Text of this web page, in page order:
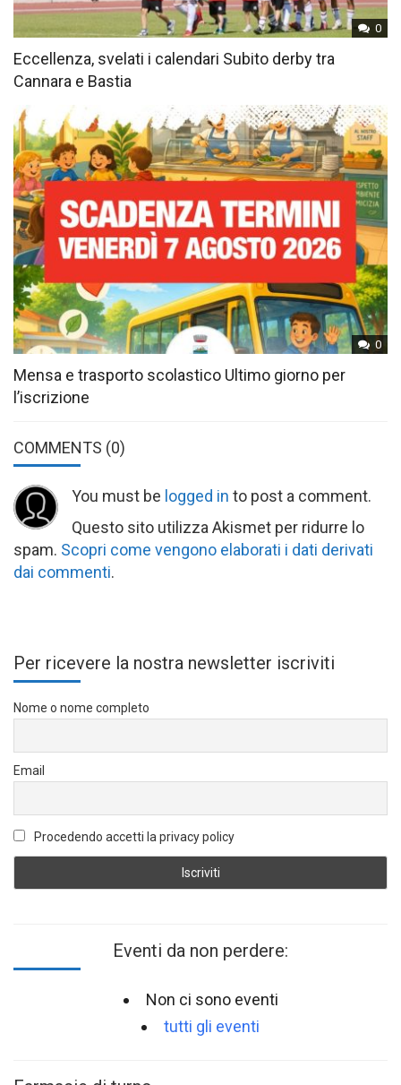
0
Eccellenza, svelati i calendari Subito derby tra
Cannara e Bastia
0
Mensa e trasporto scolastico Ultimo giorno per
l’iscrizione
COMMENTS (0)
You must be logged in to post a comment.
Questo sito utilizza Akismet per ridurre lo
spam. Scopri come vengono elaborati i dati derivati
dai commenti.
Per ricevere la nostra newsletter iscriviti
Nome o nome completo
Email
Procedendo accetti la privacy policy
Eventi da non perdere:
Non ci sono eventi
tutti gli eventi